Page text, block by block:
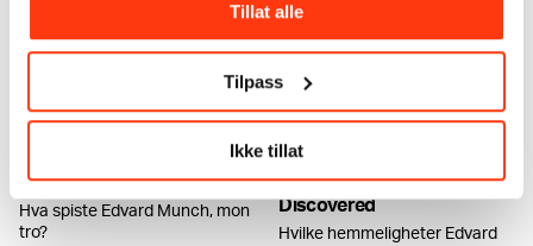
Tillat alle
Tilpass
Ikke tillat
Edvard Munch Stories: On
Munch's Plate
Hva spiste Edvard Munch, mon
tro?
Edvard Munch Stories:
Unseen Munch Painting
Discovered
Hvilke hemmeligheter Edvard